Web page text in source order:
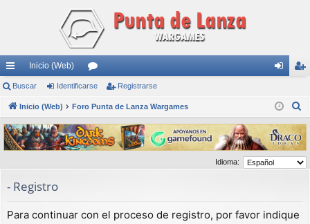
nl
ac
es
rá
pi
do
s
Inicio (Web)
or
os nti
fic
ar
se
ist
ra
rs
e
Buscar Identificarse Registrarse
Inicio (Web) Foro Punta de Lanza Wargames
s
c
a
Idioma:
- Registro
Para continuar con el proceso de registro, por favor indique